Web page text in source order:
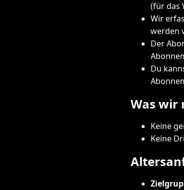
(für das
Wir
werden
Der
Du
Was wir
Keine
Keine